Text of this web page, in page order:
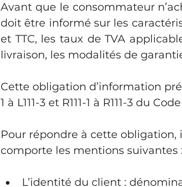
Avant que le consommateur
doit être informé sur les
et TTC, les taux de TVA
livraison, les modalités de
Cette obligation d’information
1 à L111-3 et R111-1 à R111-3 du
Pour répondre à cette
comporte les mentions suivantes :
L’identité du client :